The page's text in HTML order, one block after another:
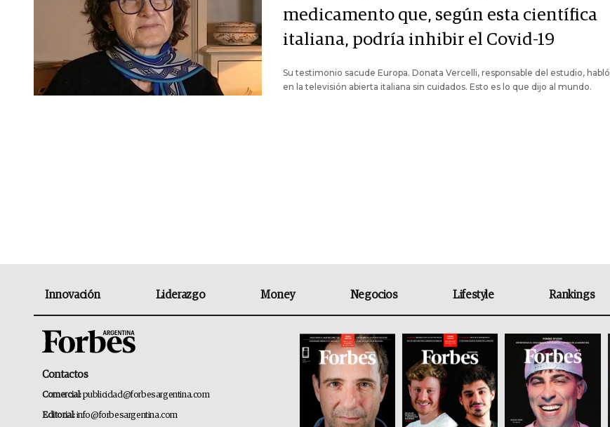
medicamento que, según esta científica
italiana, podría inhibir el Covid-19
Su testimonio sacude Europa. Donata Vercelli, responsable del estudio, habló
en la televisión abierta italiana sin cuidados. Esto es lo que dijo al mundo.
Innovación Liderazgo Money Negocios Lifestyle Rankings
Contactos
Comercial:publicidad@forbesargentina.com
Editorial:info@forbesargentina.com